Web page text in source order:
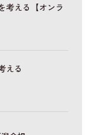
考える【オンラ
える